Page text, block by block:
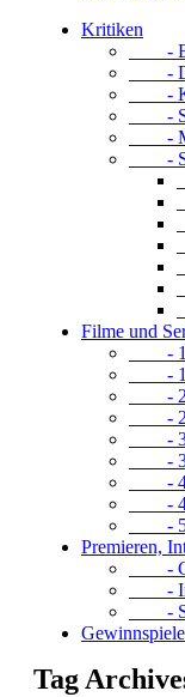
Kritiken
-
-
-
-
-
-
Filme und
- 1
- 1.5
- 2
- 2.5
- 3
- 3.5
- 4
- 4.5
- 5
Premieren,
-
-
-
Gewinnspiele
Tag